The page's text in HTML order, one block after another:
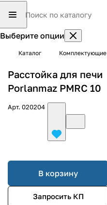
Выберите опции
Каталог Комплектующие
Расстойка для печи
Porlanmaz PMRC 10
Арт. 020204
В корзину
Запросить КП